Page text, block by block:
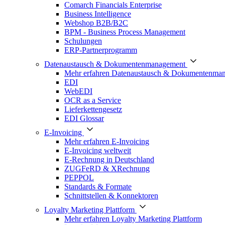
Comarch Financials Enterprise
Business Intelligence
Webshop B2B/B2C
BPM - Business Process Management
Schulungen
ERP-Partnerprogramm
Datenaustausch & Dokumentenmanagement
Mehr erfahren Datenaustausch &
EDI
WebEDI
OCR as a Service
Lieferkettengesetz
EDI Glossar
E-Invoicing
Mehr erfahren E-Invoicing
E-Invoicing weltweit
E-Rechnung in Deutschland
ZUGFeRD & XRechnung
PEPPOL
Standards & Formate
Schnittstellen & Konnektoren
Loyalty Marketing Plattform
Mehr erfahren Loyalty Marketing Plattform